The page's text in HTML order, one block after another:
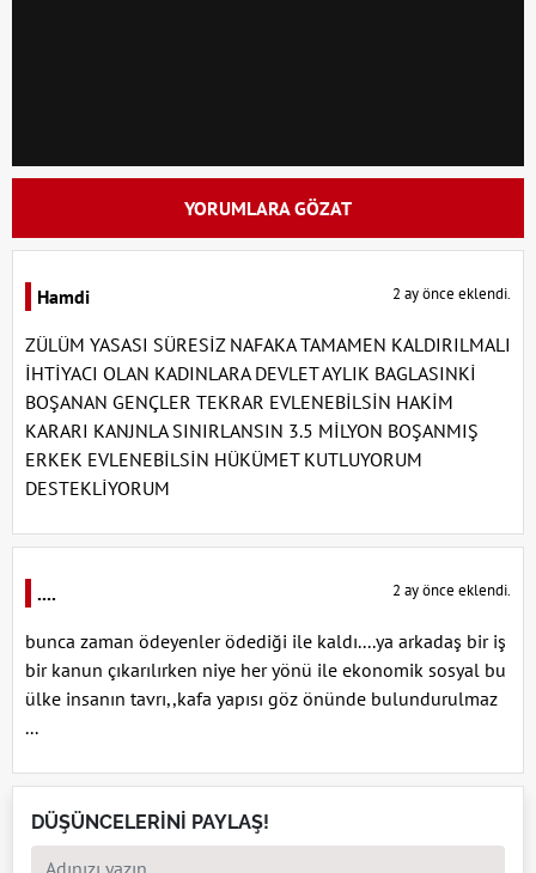
YORUMLARA GÖZAT
Hamdi 2 ay önce eklendi.
ZÜLÜM YASASI SÜRESİZ NAFAKA TAMAMEN KALDIRILMALI
İHTİYACI OLAN KADINLARA DEVLET AYLIK BAGLASINKİ
BOŞANAN GENÇLER TEKRAR EVLENEBİLSİN HAKİM
KARARI KANJNLA SINIRLANSIN 3.5 MİLYON BOŞANMIŞ
ERKEK EVLENEBİLSİN HÜKÜMET KUTLUYORUM
DESTEKLİYORUM
.... 2 ay önce eklendi.
bunca zaman ödeyenler ödediği ile kaldı....ya arkadaş bir iş
bir kanun çıkarılırken niye her yönü ile ekonomik sosyal bu
ülke insanın tavrı,,kafa yapısı göz önünde bulundurulmaz
...
DÜŞÜNCELERİNİ PAYLAŞ!